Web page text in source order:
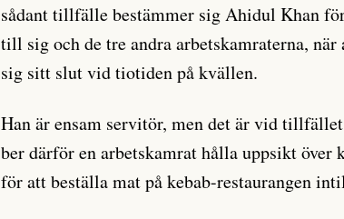
sådant tillfälle bestämmer sig Ahidul Khan
till sig och de tre andra arbetskamraterna, när
sig sitt slut vid tiotiden på kvällen.
Han är ensam servitör, men det är vid
ber därför en arbetskamrat hålla uppsikt över
för att beställa mat på kebab-restaurangen